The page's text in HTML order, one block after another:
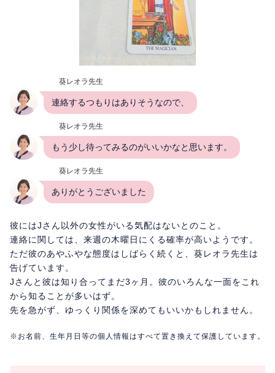
葵レオラ先生
連絡するつもりはありそうなので、
葵レオラ先生
もう少し待ってみるのがいいかなと思います。
葵レオラ先生
ありがとうございました
彼にはJさん以外の女性がいる気配はないとのこと。
連絡に関しては、来週の木曜日にくる確率が高いようです。
ただ彼のあやふやな態度はしばらく続くと、葵レオラ先生は
告げています。
Jさんと彼は知り合ってまだ3ヶ月。彼のいろんな一面をこれ
から知ることが多いはず。
先を急がず、ゆっくり関係を深めてもいいかもしれません。
※お名前、生年月日等の個人情報はすべて置き換えて保護しています。